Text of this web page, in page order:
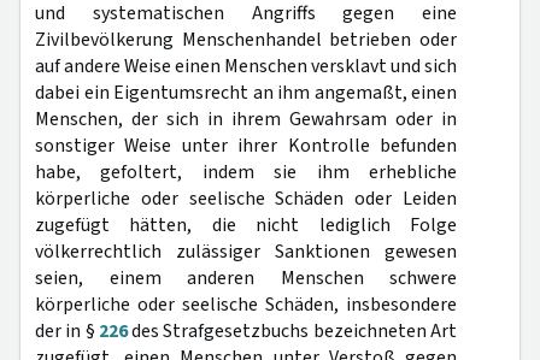
und systematischen Angriffs gegen eine
Zivilbevölkerung Menschenhandel betrieben oder
auf andere Weise einen Menschen versklavt und sich
dabei ein Eigentumsrecht an ihm angemaßt, einen
Menschen, der sich in ihrem Gewahrsam oder in
sonstiger Weise unter ihrer Kontrolle befunden
habe, gefoltert, indem sie ihm erhebliche
körperliche oder seelische Schäden oder Leiden
zugefügt hätten, die nicht lediglich Folge
völkerrechtlich zulässiger Sanktionen gewesen
seien, einem anderen Menschen schwere
körperliche oder seelische Schäden, insbesondere
der in § 226des Strafgesetzbuchs bezeichneten Art